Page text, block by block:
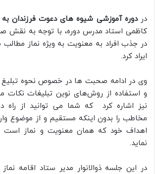
دردوره آموزشی شیوه های دعوت فرزندان به
کاظمی استاد مدرس دوره، با توجه به نقش
در جذب افراد به معنویت به ویژه نماز مطالب
ایراد کرد.
وی در ادامه صحبت ها در خصوص نحوه
و استفاده از روش‌های نوین تبلیغات نکات
نیز اشاره کرد که شما می توانید از راه
مخاطب را بدون اینکه مستقیم و از موضوع
اهداف خود که همان معنویت و نماز است
نماید.
در این جلسه ذوالانوار مدیر ستاد اقامه